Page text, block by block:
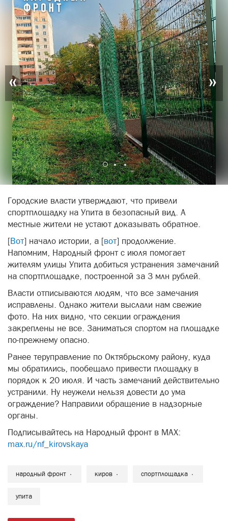
« »
Городские власти утверждают, что привели
спортплощадку на Упита в безопасный вид. А
местные жители не устают доказывать обратное.
[Вот] начало истории, а [вот] продолжение.
Напомним, Народный фронт с июля помогает
жителям улицы Упита добиться устранения замечаний
на спортплощадке, построенной за 3 млн рублей.
Власти отписываются людям, что все замечания
исправлены. Однако жители выслали нам свежие
фото. На них видно, что секции ограждения
закреплены не все. Заниматься спортом на площадке
по-прежнему опасно.
Ранее теруправление по Октябрьскому району, куда
мы обратились, пообещало привести площадку в
порядок к 20 июля. И часть замечаний действительно
устранили. Ну неужели нельзя довести до ума
ограждение? Направили обращение в надзорные
органы.
Подписывайтесь на Народный фронт в MAX:
max.ru/nf_kirovskaya
народный фронт киров спортплощадка
упита